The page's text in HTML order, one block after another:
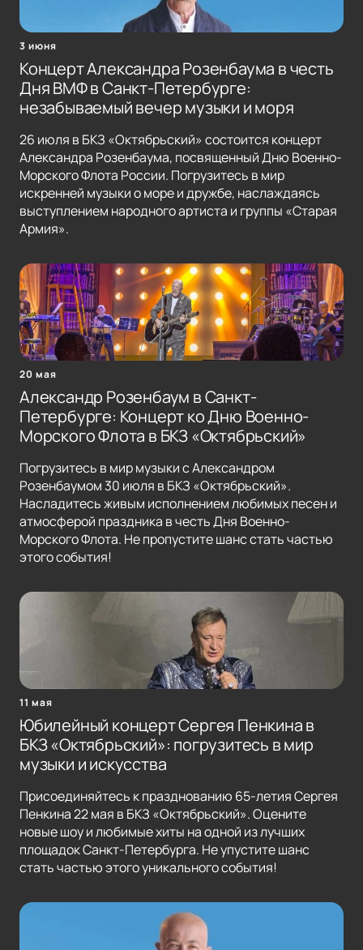
3 июня
Концерт Александра Розенбаума в честь
Дня ВМФ в Санкт-Петербурге:
незабываемый вечер музыки и моря
26 июля в БКЗ «Октябрьский» состоится концерт
Александра Розенбаума, посвященный Дню Военно-
Морского Флота России. Погрузитесь в мир
искренней музыки о море и дружбе, наслаждаясь
выступлением народного артиста и группы «Старая
Армия».
20 мая
Александр Розенбаум в Санкт-
Петербурге: Концерт ко Дню Военно-
Морского Флота в БКЗ «Октябрьский»
Погрузитесь в мир музыки с Александром
Розенбаумом 30 июля в БКЗ «Октябрьский».
Насладитесь живым исполнением любимых песен и
атмосферой праздника в честь Дня Военно-
Морского Флота. Не пропустите шанс стать частью
этого события!
11 мая
Юбилейный концерт Сергея Пенкина в
БКЗ «Октябрьский»: погрузитесь в мир
музыки и искусства
Присоединяйтесь к празднованию 65-летия Сергея
Пенкина 22 мая в БКЗ «Октябрьский». Оцените
новые шоу и любимые хиты на одной из лучших
площадок Санкт-Петербурга. Не упустите шанс
стать частью этого уникального события!